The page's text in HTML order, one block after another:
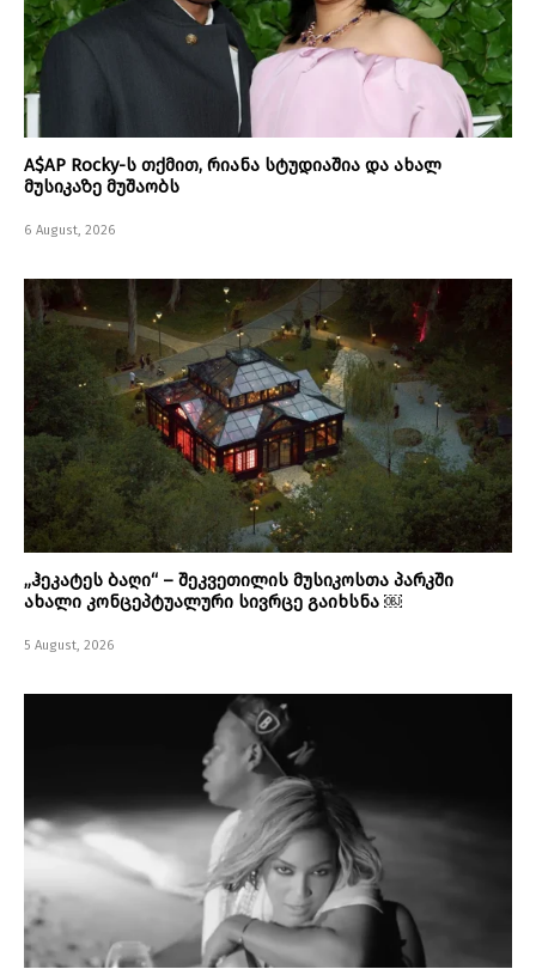
A$AP Rocky-ს თქმით, რიანა სტუდიაშია და ახალ
მუსიკაზე მუშაობს
6 August, 2026
„ჰეკატეს ბაღი“ – შეკვეთილის მუსიკოსთა პარკში
ახალი კონცეპტუალური სივრცე გაიხსნა ￼
5 August, 2026